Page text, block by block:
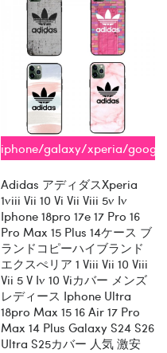
iphone/galaxy/xperia/
Adidas アディダスxperia
1viii Vii 10 Vi Vii Viii 5v Iv
Iphone 18pro 17e 17 Pro 16
Pro Max 15 Plus 14ケース ブ
ランドコピーハイブランド
エクスぺリア 1 Viii Vii 10 Viii
Vii 5 V Iv 10 Viカバー メンズ
レディース Iphone Ultra
18pro Max 15 16 Air 17 Pro
Max 14 Plus Galaxy S24 S26
Ultra S25カバー 人気 激安